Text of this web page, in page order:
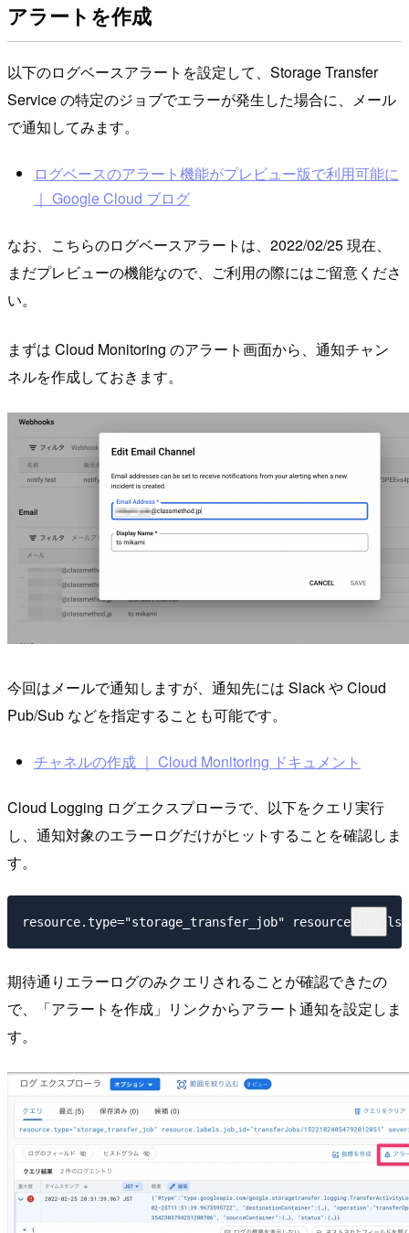
アラートを作成
以下のログベースアラートを設定して、Storage Transfer
Service の特定のジョブでエラーが発生した場合に、メール
で通知してみます。
ログベースのアラート機能がプレビュー版で利用可能に
｜ Google Cloud ブログ
なお、こちらのログベースアラートは、2022/02/25 現在、
まだプレビューの機能なので、ご利用の際にはご留意くださ
い。
まずは Cloud Monitoring のアラート画面から、通知チャン
ネルを作成しておきます。
今回はメールで通知しますが、通知先には Slack や Cloud
Pub/Sub などを指定することも可能です。
チャネルの作成 ｜ Cloud Monitoring ドキュメント
Cloud Logging ログエクスプローラで、以下をクエリ実行
し、通知対象のエラーログだけがヒットすることを確認しま
す。
期待通りエラーログのみクエリされることが確認できたの
で、「アラートを作成」リンクからアラート通知を設定しま
す。